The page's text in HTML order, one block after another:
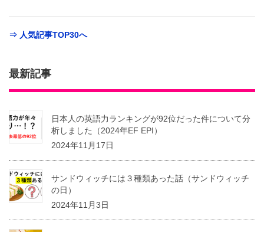
⇒ 人気記事TOP30へ
最新記事
日本人の英語力ランキングが92位だった件について分
析しました（2024年EF EPI）
2024年11月17日
サンドウィッチには３種類あった話（サンドウィッチ
の日）
2024年11月3日